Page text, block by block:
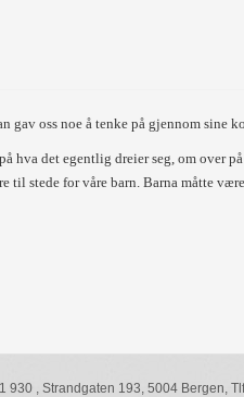
oss noe å tenke på gjennom sine
det egentlig dreier seg, om over
til stede for våre barn. Barna måtte
930 , Strandgaten 193, 5004 Bergen,